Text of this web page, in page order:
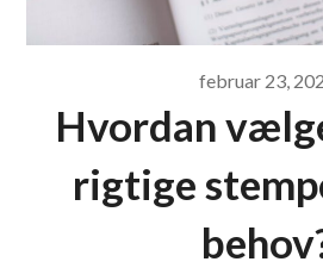
februar 23,
Hvordan
rigtige